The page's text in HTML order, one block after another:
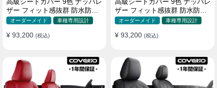
ザー フィット感抜群 防水防汚
オーダーメイド 全席セット
オーダーメイド 車種専用設計
¥ 93,200 (税込)
ザー フィット感抜群 防水防汚
オーダーメイド 全席セット
オーダーメイド 車種専用設計
¥ 93,200 (税込)